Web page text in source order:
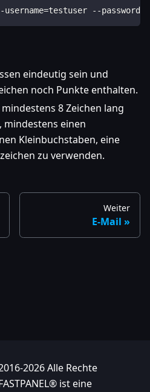
--
eindeutig sein und
noch Punkte enthalten.
8 Zeichen lang
mindestens einen
Kleinbuchstaben, eine
zu verwenden.
Weiter
E-Mail
2026 Alle Rechte
ist eine